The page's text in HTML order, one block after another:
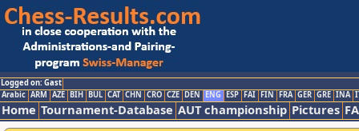
Logged on: Gast
Arabic ARM AZE BIH BUL CAT CHN CRO CZE DEN ENG ESP FAI FIN FRA GER GRE INA
Home Tournament-Database AUT championship Pictures